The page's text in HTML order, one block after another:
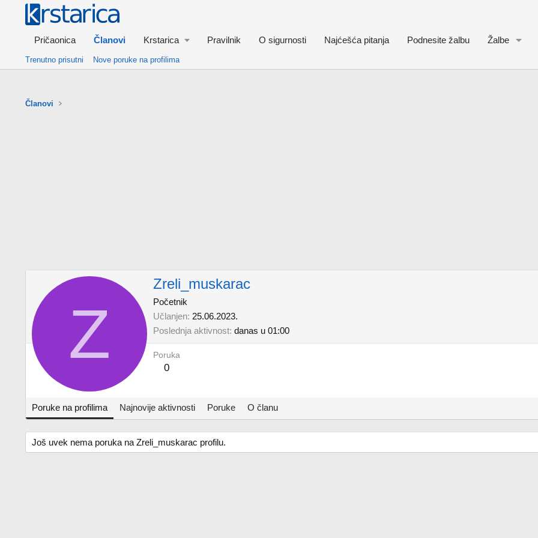
Pričaonica Članovi Krstarica Pravilnik O sigurnosti Najćešća pitanja Podnesite žalbu Žalbe
Trenutno prisutni Nove poruke na profilima
Članovi
Z
Zreli_muskarac
Početnik
Učlanjen 25.06.2023.
Poslednja aktivnost danas u 01:00
Poruka
0
Poruke na profilima Najnovije aktivnosti Poruke O članu
Još uvek nema poruka na Zreli_muskarac profilu.